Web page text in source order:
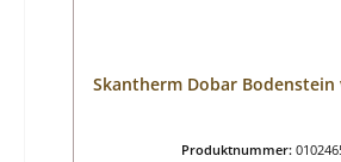
Skantherm Dobar
Produktnummer: